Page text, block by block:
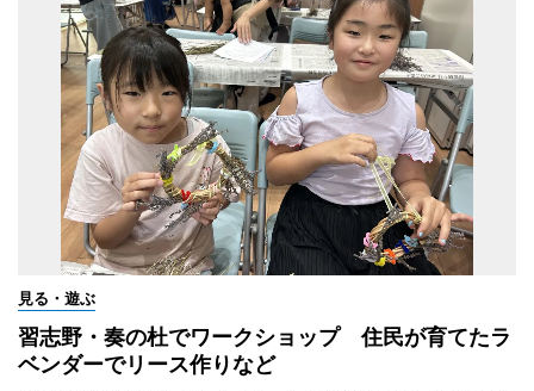
見る・遊ぶ
習志野・奏の杜でワークショップ 住民が育てたラ
ベンダーでリース作りなど